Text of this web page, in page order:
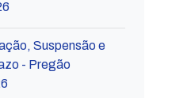
Suspensão e
- Pregão